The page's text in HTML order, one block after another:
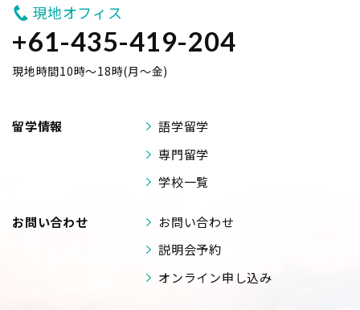
現地オフィス
+61-435-419-204
現地時間10時～18時(月～金)
留学情報
語学留学
専門留学
学校一覧
お問い合わせ
お問い合わせ
説明会予約
オンライン申し込み